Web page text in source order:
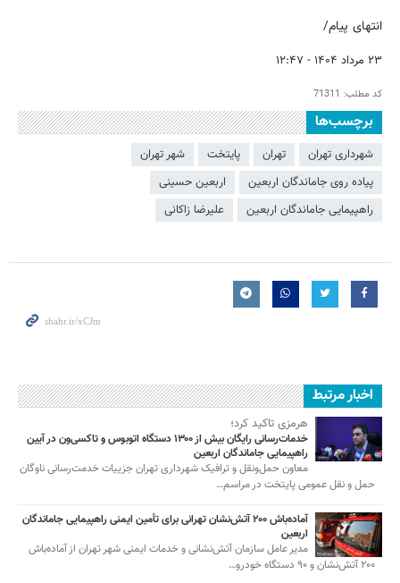
انتهای پیام/
۲۳ مرداد ۱۴۰۴ - ۱۲:۴۷
کد مطلب: 71311
برچسب‌ها
شهرداری تهران تهران پایتخت
شهر تهران
پیاده روی جاماندگان اربعین
اربعین حسینی
راهپیمایی جاماندگان اربعین
علیرضا زاکانی
اخبار مرتبط
هرمزی تاکید کرد؛
خدمات‌رسانی رایگان بیش از ۱۳۰۰ دستگاه اتوبوس و تاکسی‌ون در آیین
راهپیمایی جاماندگان اربعین
معاون حمل‌ونقل و ترافیک شهرداری تهران جزییات خدمت‌رسانی ناوگان
حمل و نقل عمومی پایتخت در مراسم…
آماده‌باش ۲۰۰ آتش‌نشان تهرانی برای تأمین ایمنی راهپیمایی جاماندگان
اربعین
مدیر عامل سازمان آتش‌نشانی و خدمات ایمنی شهر تهران از آماده‌باش
۲۰۰ آتش‌نشان و ۹۰ دستگاه خودرو…